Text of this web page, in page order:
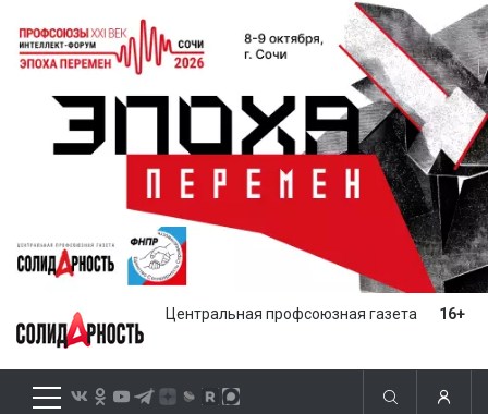
Центральная профсоюзная газета 16+